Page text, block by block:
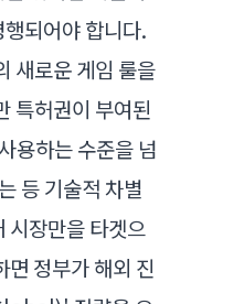
되어야 합니다.
새로운 게임 룰을
특허권이 부여된
용하는 수준을 넘
등 기술적 차별
시장만을 타겟으
정부가 해외 진